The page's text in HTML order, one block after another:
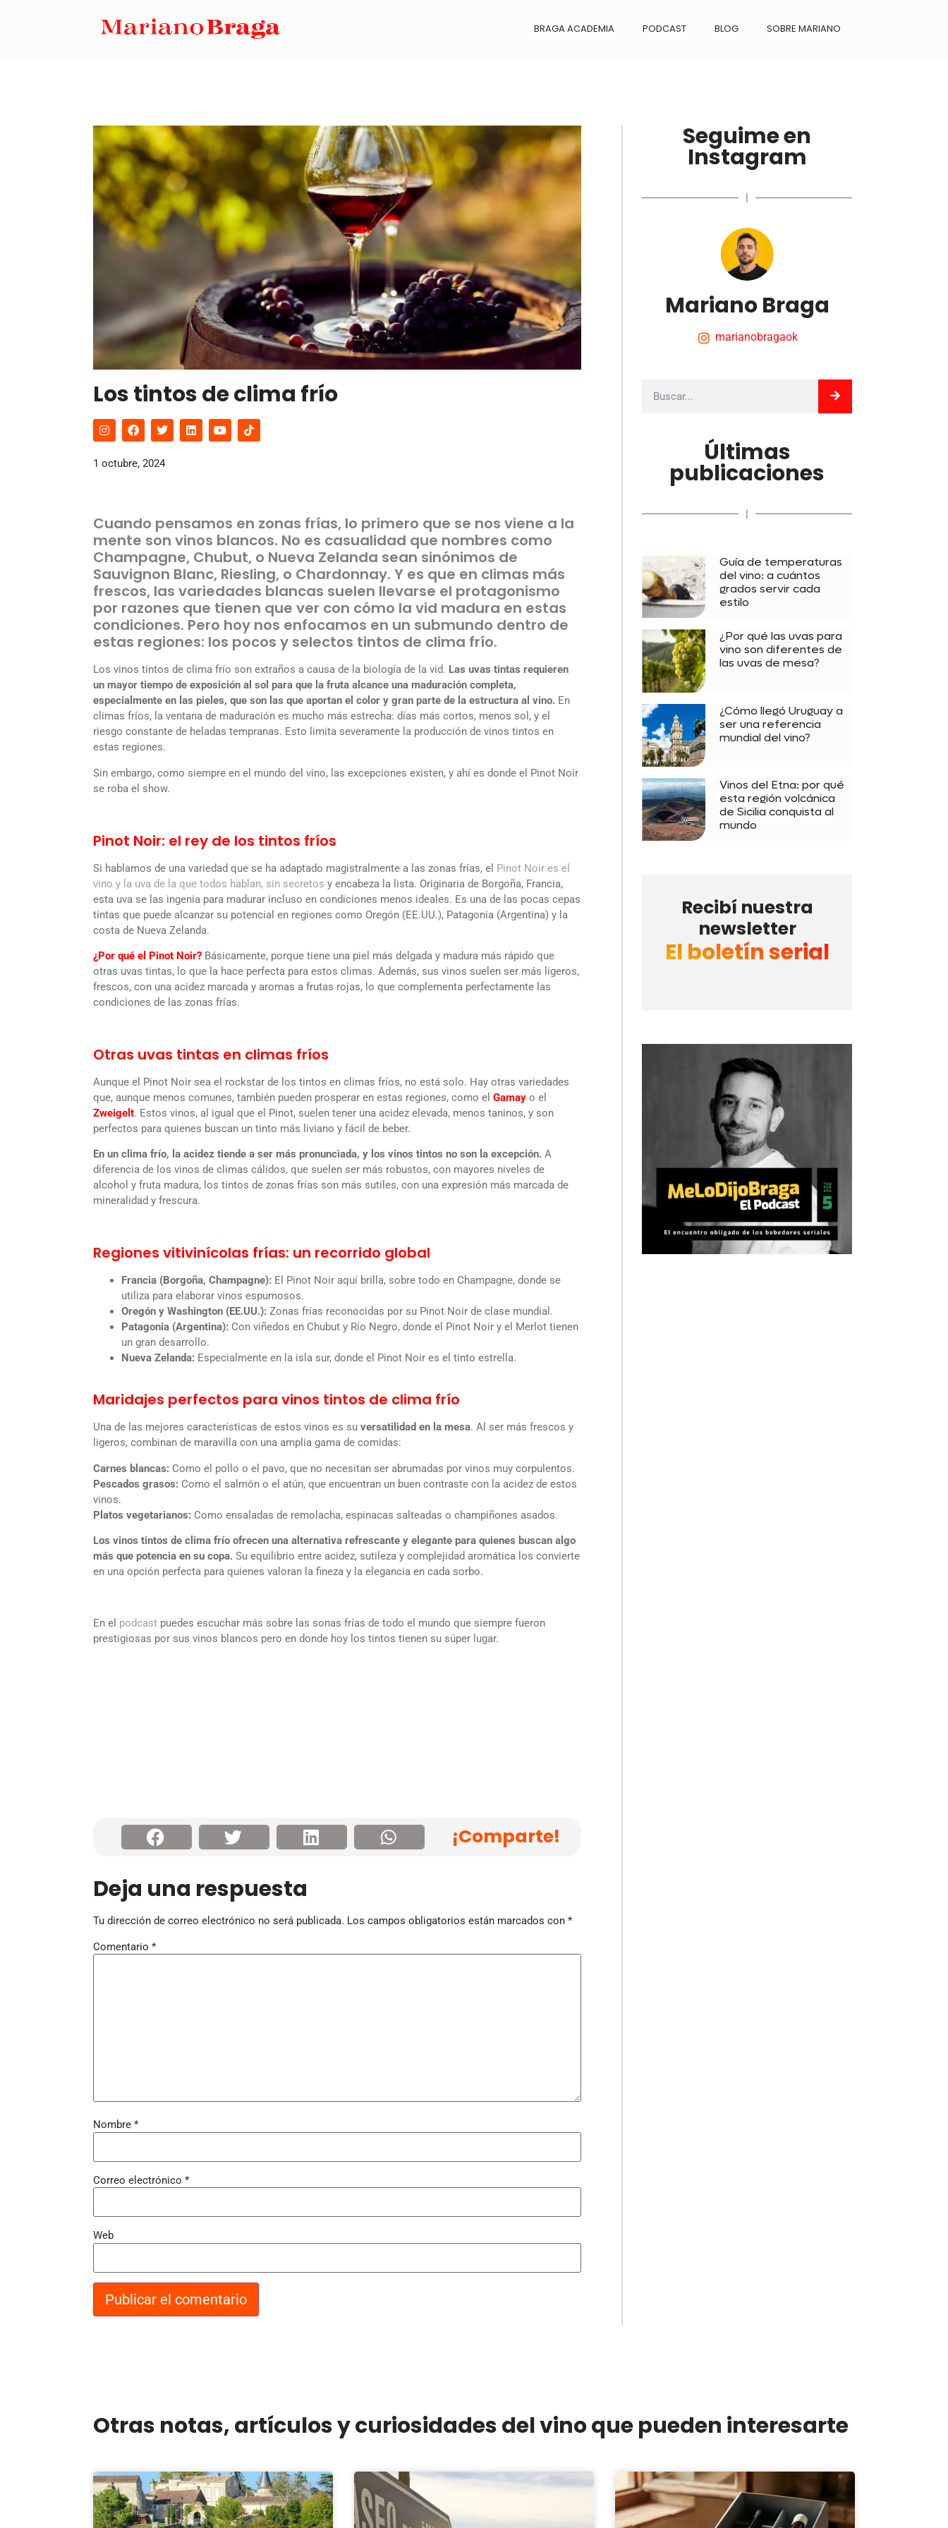
BRAGA ACADEMIA PODCAST BLOG SOBRE MARIANO
Los tintos de clima frío
1 octubre, 2024
Cuando pensamos en zonas frías, lo primero que se nos viene a la
mente son vinos blancos. No es casualidad que nombres como
Champagne, Chubut, o Nueva Zelanda sean sinónimos de
Sauvignon Blanc, Riesling, o Chardonnay. Y es que en climas más
frescos, las variedades blancas suelen llevarse el protagonismo
por razones que tienen que ver con cómo la vid madura en estas
condiciones. Pero hoy nos enfocamos en un submundo dentro de
estas regiones: los pocos y selectos tintos de clima frío.
Los vinos tintos de clima frío son extraños a causa de la biología de la vid. Las uvas tintas requieren
un mayor tiempo de exposición al sol para que la fruta alcance una maduración completa,
especialmente en las pieles, que son las que aportan el color y gran parte de la estructura al vino. En
climas fríos, la ventana de maduración es mucho más estrecha: días más cortos, menos sol, y el
riesgo constante de heladas tempranas. Esto limita severamente la producción de vinos tintos en
estas regiones.
Sin embargo, como siempre en el mundo del vino, las excepciones existen, y ahí es donde el Pinot Noir
se roba el show.
Pinot Noir: el rey de los tintos fríos
Si hablamos de una variedad que se ha adaptado magistralmente a las zonas frías, el Pinot Noir es el
vino y la uva de la que todos hablan, sin secretos y encabeza la lista. Originaria de Borgoña, Francia,
esta uva se las ingenia para madurar incluso en condiciones menos ideales. Es una de las pocas cepas
tintas que puede alcanzar su potencial en regiones como Oregón (EE.UU.), Patagonia (Argentina) y la
costa de Nueva Zelanda.
¿Por qué el Pinot Noir? Básicamente, porque tiene una piel más delgada y madura más rápido que
otras uvas tintas, lo que la hace perfecta para estos climas. Además, sus vinos suelen ser más ligeros,
frescos, con una acidez marcada y aromas a frutas rojas, lo que complementa perfectamente las
condiciones de las zonas frías.
Otras uvas tintas en climas fríos
Aunque el Pinot Noir sea el rockstar de los tintos en climas fríos, no está solo. Hay otras variedades
que, aunque menos comunes, también pueden prosperar en estas regiones, como el Gamay o el
Zweigelt. Estos vinos, al igual que el Pinot, suelen tener una acidez elevada, menos taninos, y son
perfectos para quienes buscan un tinto más liviano y fácil de beber.
En un clima frío, la acidez tiende a ser más pronunciada, y los vinos tintos no son la excepción. A
diferencia de los vinos de climas cálidos, que suelen ser más robustos, con mayores niveles de
alcohol y fruta madura, los tintos de zonas frías son más sutiles, con una expresión más marcada de
mineralidad y frescura.
Regiones vitivinícolas frías: un recorrido global
Francia (Borgoña, Champagne): El Pinot Noir aquí brilla, sobre todo en Champagne, donde se
utiliza para elaborar vinos espumosos.
Oregón y Washington (EE.UU.): Zonas frías reconocidas por su Pinot Noir de clase mundial.
Patagonia (Argentina): Con viñedos en Chubut y Río Negro, donde el Pinot Noir y el Merlot tienen
un gran desarrollo.
Nueva Zelanda: Especialmente en la isla sur, donde el Pinot Noir es el tinto estrella.
Maridajes perfectos para vinos tintos de clima frío
Una de las mejores características de estos vinos es su versatilidad en la mesa. Al ser más frescos y
ligeros, combinan de maravilla con una amplia gama de comidas:
Carnes blancas: Como el pollo o el pavo, que no necesitan ser abrumadas por vinos muy corpulentos.
Pescados grasos: Como el salmón o el atún, que encuentran un buen contraste con la acidez de estos
vinos.
Platos vegetarianos: Como ensaladas de remolacha, espinacas salteadas o champiñones asados.
Los vinos tintos de clima frío ofrecen una alternativa refrescante y elegante para quienes buscan algo
más que potencia en su copa. Su equilibrio entre acidez, sutileza y complejidad aromática los convierte
en una opción perfecta para quienes valoran la fineza y la elegancia en cada sorbo.
En el podcast puedes escuchar más sobre las sonas frías de todo el mundo que siempre fueron
prestigiosas por sus vinos blancos pero en donde hoy los tintos tienen su súper lugar.
¡Comparte!
Deja una respuesta
Tu dirección de correo electrónico no será publicada. Los campos obligatorios están marcados con *
Comentario *
Nombre *
Correo electrónico *
Web
Seguime en
Instagram
|
Mariano Braga
marianobragaok
Últimas
publicaciones
|
Guía de temperaturas
del vino: a cuántos
grados servir cada
estilo
¿Por qué las uvas para
vino son diferentes de
las uvas de mesa?
¿Cómo llegó Uruguay a
ser una referencia
mundial del vino?
Vinos del Etna: por qué
esta región volcánica
de Sicilia conquista al
mundo
Recibí nuestra
newsletter
El boletín serial
Otras notas, artículos y curiosidades del vino que pueden interesarte